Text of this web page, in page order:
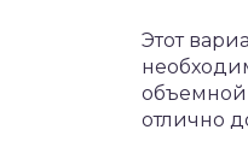
Этот
объемной
отлично